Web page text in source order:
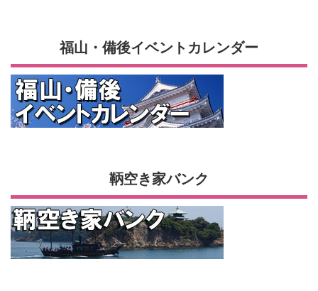
福山・備後イベントカレンダー
鞆空き家バンク